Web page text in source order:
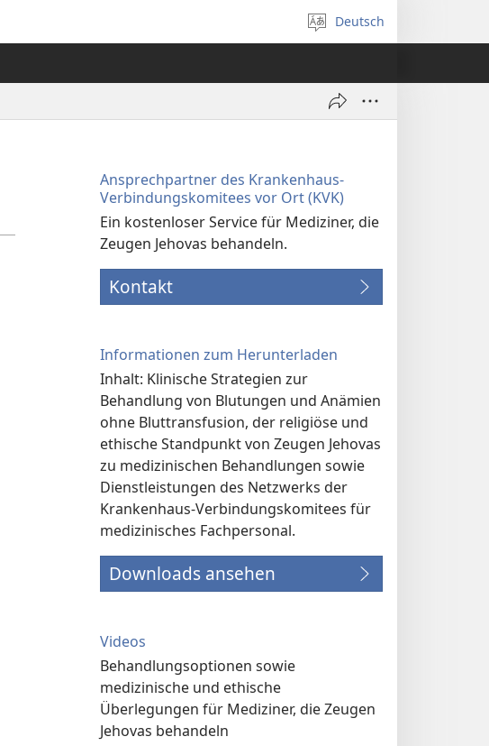
Sprache
auswählen
Deutsch
Ansprechpartner des Krankenhaus-
Verbindungs­komitees vor Ort (KVK)
Ein kostenloser Service für Mediziner, die
Zeugen Jehovas behandeln.
Kontakt
Informationen zum Herunterladen
Inhalt: Klinische Strategien zur
Behandlung von Blutungen und Anämien
ohne Bluttransfusion, der religiöse und
ethische Standpunkt von Zeugen Jehovas
zu medizinischen Behandlungen sowie
Dienstleistungen des Netzwerks der
Krankenhaus-Verbindungs­komitees für
medizinisches Fachpersonal.
Downloads ansehen
Videos
Behandlungsoptionen sowie
medizinische und ethische
Überlegungen für Mediziner, die Zeugen
Jehovas behandeln